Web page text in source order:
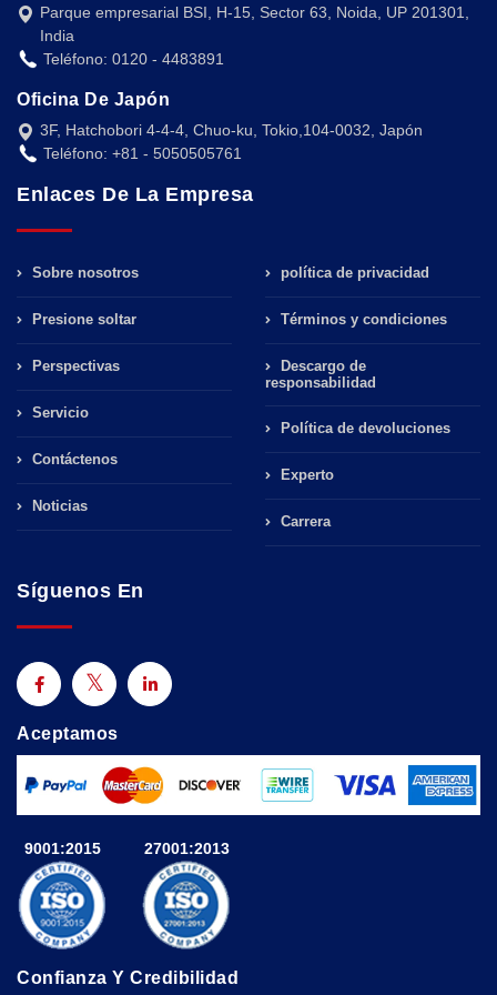
Parque empresarial BSI, H-15, Sector 63, Noida, UP 201301,
India
Teléfono: 0120 - 4483891
Oficina De Japón
3F, Hatchobori 4-4-4, Chuo-ku, Tokio,104-0032, Japón
Teléfono: +81 - 5050505761
Enlaces De La Empresa
Sobre nosotros
Presione soltar
Perspectivas
Servicio
Contáctenos
Noticias
política de privacidad
Términos y condiciones
Descargo de
responsabilidad
Política de devoluciones
Experto
Carrera
Síguenos En
Aceptamos
9001:2015 27001:2013
Confianza Y Credibilidad